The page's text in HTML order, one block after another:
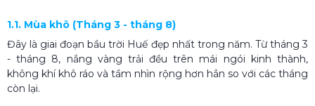
1.1. Mùa khô (Tháng 3 - tháng 8)
Đây là giai đoạn bầu trời Huế đẹp nhất trong năm. Từ tháng 3
- tháng 8, nắng vàng trải đều trên mái ngói kinh thành,
không khí khô ráo và tầm nhìn rộng hơn hẳn so với các tháng
còn lại.